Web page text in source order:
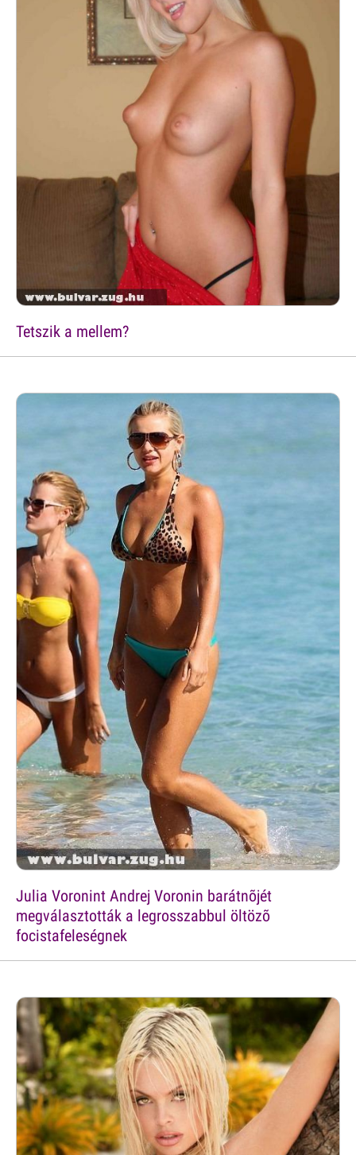
Tetszik a mellem?
Julia Voronint Andrej Voronin barátnõjét
megválasztották a legrosszabbul öltözõ
focistafeleségnek